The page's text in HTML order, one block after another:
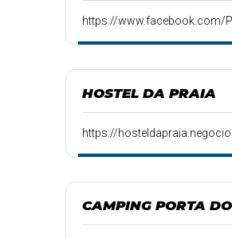
https://www.facebook.com/
HOSTEL DA PRAIA
https://
CAMPING PORTA